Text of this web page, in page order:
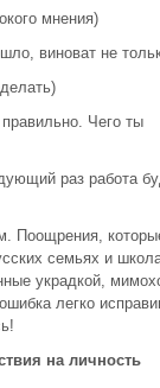
мнения)
виноват не
правильно. Чего ты
раз работа
Поощрения,
семьях и
украдкой,
легко
на личность